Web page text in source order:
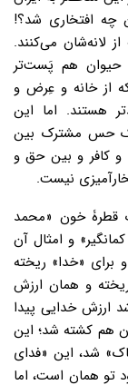
چه افتخاری شد؟!
لانه‌شان می‌کنند.
حیوان هم پَست‌تر
از خانه و عِرض و
هستند. اما این
یک حس مشترک بین
کافر و بین حق و
نیست.
قطرۀ خون «محمد
و امثال آن
برای «خدا» ریخته
و همان ارزش
ارزش خدایی پیدا
آن هم کشته شد؛ این
شد، این «فدای
همان است، اما